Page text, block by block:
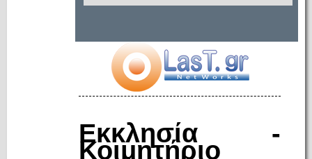
Εκκλησία -
Κοιμητήριο